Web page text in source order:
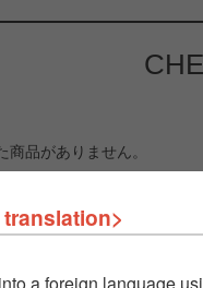
商品がありません。
a foreign language